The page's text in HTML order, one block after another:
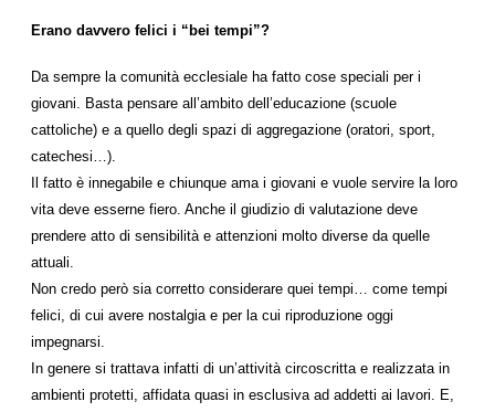
Erano davvero felici i “bei tempi”?
Da sempre la comunità ecclesiale ha fatto cose speciali per i
giovani. Basta pensare all’ambito dell’educazione (scuole
cattoliche) e a quello degli spazi di aggregazione (oratori, sport,
catechesi…).
Il fatto è innegabile e chiunque ama i giovani e vuole servire la loro
vita deve esserne fiero. Anche il giudizio di valutazione deve
prendere atto di sensibilità e attenzioni molto diverse da quelle
attuali.
Non credo però sia corretto considerare quei tempi… come tempi
felici, di cui avere nostalgia e per la cui riproduzione oggi
impegnarsi.
In genere si trattava infatti di un’attività circoscritta e realizzata in
ambienti protetti, affidata quasi in esclusiva ad addetti ai lavori. E,